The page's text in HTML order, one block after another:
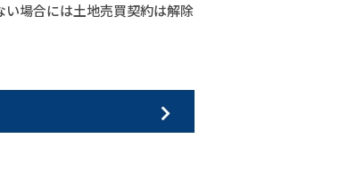
場合には土地売買契約は解除